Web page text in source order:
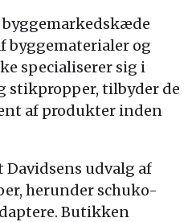
byggemarkedskæde
byggematerialer og
specialiserer sig i
stikpropper, tilbyder de
af produkter inden
udvalg af
herunder schuko-
Butikken